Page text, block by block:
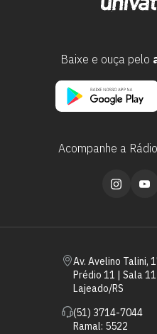
Av. Avelino Talini,
Prédio 11 | Sala
Lajeado/RS
(51) 3714-7044
Ramal: 5522
Acompanhe a Rádio
Baixe e ouça pelo
Escolha a
quer
vagas a partir